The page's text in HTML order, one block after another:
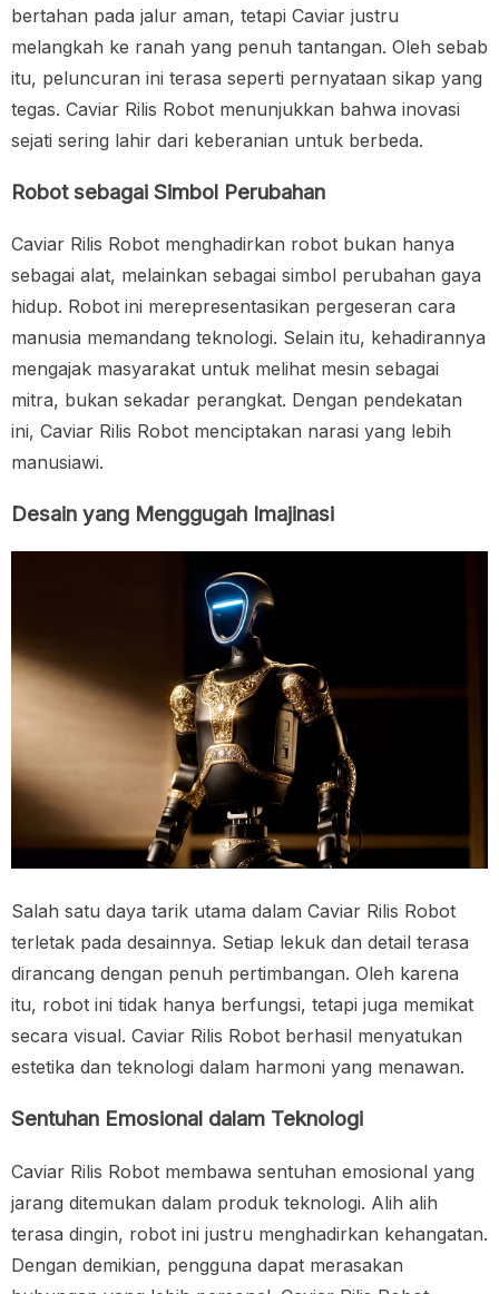
bertahan pada jalur aman, tetapi Caviar justru
melangkah ke ranah yang penuh tantangan. Oleh sebab
itu, peluncuran ini terasa seperti pernyataan sikap yang
tegas. Caviar Rilis Robot menunjukkan bahwa inovasi
sejati sering lahir dari keberanian untuk berbeda.
Robot sebagai Simbol Perubahan
Caviar Rilis Robot menghadirkan robot bukan hanya
sebagai alat, melainkan sebagai simbol perubahan gaya
hidup. Robot ini merepresentasikan pergeseran cara
manusia memandang teknologi. Selain itu, kehadirannya
mengajak masyarakat untuk melihat mesin sebagai
mitra, bukan sekadar perangkat. Dengan pendekatan
ini, Caviar Rilis Robot menciptakan narasi yang lebih
manusiawi.
Desain yang Menggugah Imajinasi
Salah satu daya tarik utama dalam Caviar Rilis Robot
terletak pada desainnya. Setiap lekuk dan detail terasa
dirancang dengan penuh pertimbangan. Oleh karena
itu, robot ini tidak hanya berfungsi, tetapi juga memikat
secara visual. Caviar Rilis Robot berhasil menyatukan
estetika dan teknologi dalam harmoni yang menawan.
Sentuhan Emosional dalam Teknologi
Caviar Rilis Robot membawa sentuhan emosional yang
jarang ditemukan dalam produk teknologi. Alih alih
terasa dingin, robot ini justru menghadirkan kehangatan.
Dengan demikian, pengguna dapat merasakan